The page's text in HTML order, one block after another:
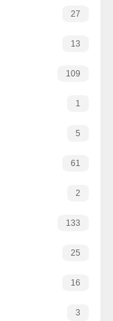
27
13
109
1
5
61
2
133
25
16
3